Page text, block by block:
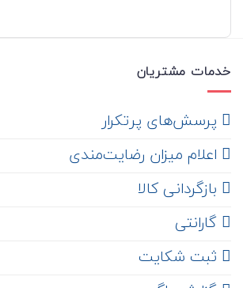
خدمات مشتریان
‌ پرسش‌های پرتکرار
اعلام میزان رضایت‌مندی
‌ بازگردانی کالا
گارانتی
ثبت شکایت